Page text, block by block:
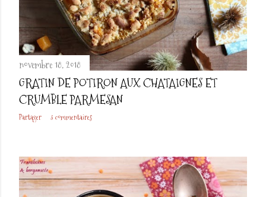
novembre 18, 2018
GRATIN DE POTIRON AUX CHATAIGNES ET
CRUMBLE PARMESAN
Partager 3 commentaires